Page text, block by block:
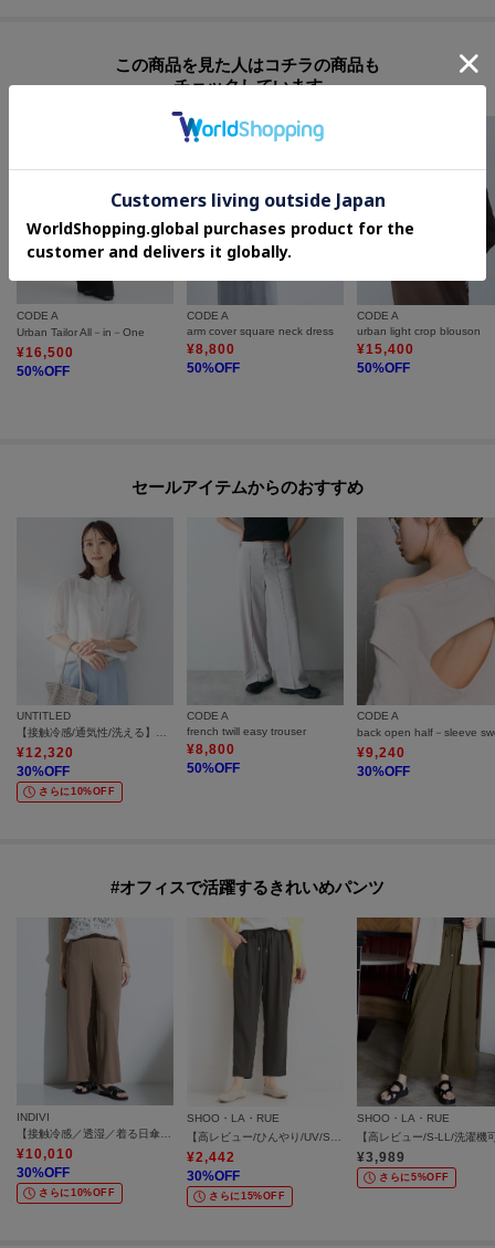
この商品を見た人はコチラの商品も
チェックしています
CODE A
Urban Tailor All－in－One
¥16,500
50%OFF
CODE A
arm cover square neck dress
¥8,800
50%OFF
CODE A
urban light crop blouson
¥15,400
50%OFF
セールアイテムからのおすすめ
UNTITLED
【接触冷感/通気性/洗える】スタンドカラーフリルブラウス
¥12,320
30%OFF
さらに10%OFF
CODE A
french twill easy trouser
¥8,800
50%OFF
CODE A
back open half－sleeve
¥9,240
30%OFF
#オフィスで活躍するきれいめパンツ
INDIVI
¥10,010
30%OFF
さらに10%OFF
SHOO・LA・RUE
¥2,442
30%OFF
さらに15%OFF
SHOO・LA・RUE
¥3,989
さらに5%OFF